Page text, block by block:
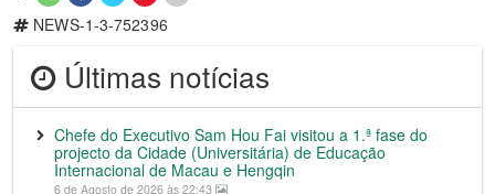
NEWS-1-3-752396
Últimas notícias
Chefe do Executivo Sam Hou Fai visitou a 1.ª fase do
projecto da Cidade (Universitária) de Educação
Internacional de Macau e Hengqin
6 de Agosto de 2026 às 22:43